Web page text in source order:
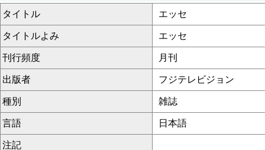
タイトル エッセ
タイトルよみ エッセ
刊行頻度 月刊
出版者 フジテレビジョン
種別 雑誌
言語 日本語
注記